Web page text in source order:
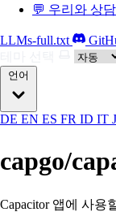
💬 우리와 상담
LLMs-full.txt
언어
DE EN ES FR ID IT
capgo/
Capacitor 앱에 사용